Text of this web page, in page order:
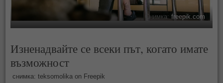
Снимка: freepik.com
Изненадвайте се всеки път, когато имате
възможност
снимка: teksomolika on Freepik